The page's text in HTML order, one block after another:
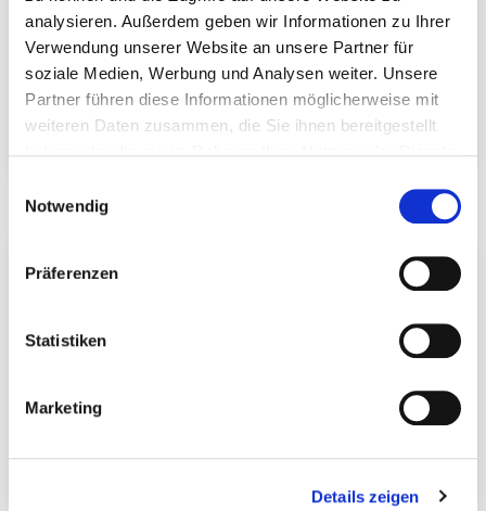
analysieren. Außerdem geben wir Informationen zu Ihrer
Verwendung unserer Website an unsere Partner für
soziale Medien, Werbung und Analysen weiter. Unsere
Partner führen diese Informationen möglicherweise mit
weiteren Daten zusammen, die Sie ihnen bereitgestellt
Notwendig
Präferenzen
Statistiken
Marketing
Details zeigen